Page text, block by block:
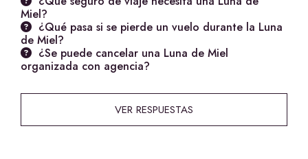
Miel?
¿Qué pasa si se pierde un vuelo durante la Luna
de Miel?
¿Se puede cancelar una Luna de Miel
organizada con agencia?
VER RESPUESTAS